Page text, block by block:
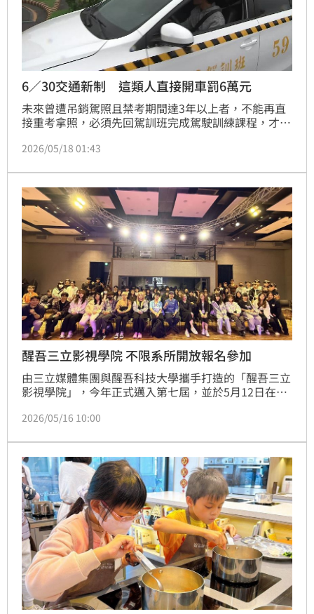
6／30交通新制 這類人直接開車罰6萬元
未來曾遭吊銷駕照且禁考期間達3年以上者，不能再直
接重考拿照，必須先回駕訓班完成駕駛訓練課程，才能
成訓練就取得駕照並違規上路，將視同無照駕駛，汽車
2026/05/18 01:43
醒吾三立影視學院 不限系所開放報名參加
由三立媒體集團與醒吾科技大學攜手打造的「醒吾三立
影視學院」，今年正式邁入第七屆，並於5月12日在醒
目、表演與影視產業有興趣的學生參與。此次課程最大
學生才能接觸影視課程，而是希望讓醒吾每位學生，都
有機會跨領域探索影視產業的不同面向，開啟更多未來
可能。
2026/05/16 10:00